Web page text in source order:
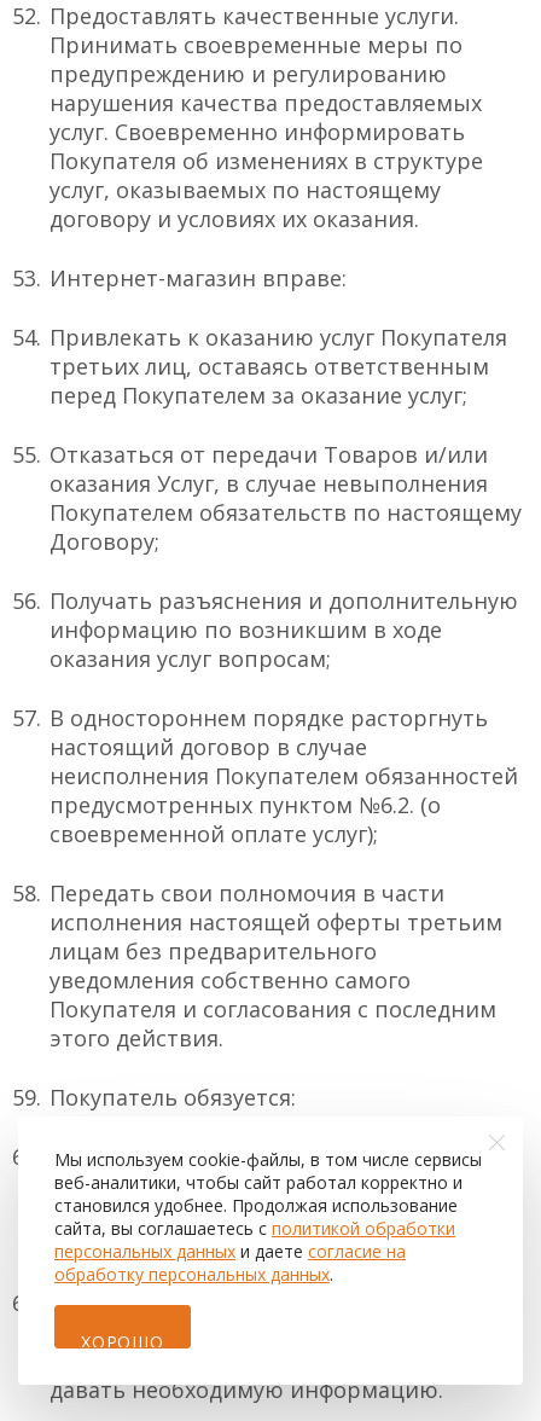
Мы используем cookie-файлы, в том числе сервисы
веб-аналитики, чтобы сайт работал корректно и
становился удобнее. Продолжая использование
сайта, вы соглашаетесь с политикой обработки
персональных данных и даете согласие на
обработку персональных данных.
ХОРОШО
Предоставлять качественные услуги.
Принимать своевременные меры по
предупреждению и регулированию
нарушения качества предоставляемых
услуг. Своевременно информировать
Покупателя об изменениях в структуре
услуг, оказываемых по настоящему
договору и условиях их оказания.
Интернет-магазин вправе:
Привлекать к оказанию услуг Покупателя
третьих лиц, оставаясь ответственным
перед Покупателем за оказание услуг;
Отказаться от передачи Товаров и/или
оказания Услуг, в случае невыполнения
Покупателем обязательств по настоящему
Договору;
Получать разъяснения и дополнительную
информацию по возникшим в ходе
оказания услуг вопросам;
В одностороннем порядке расторгнуть
настоящий договор в случае
неисполнения Покупателем обязанностей
предусмотренных пунктом №6.2. (о
своевременной оплате услуг);
Передать свои полномочия в части
исполнения настоящей оферты третьим
лицам без предварительного
уведомления собственно самого
Покупателя и согласования с последним
этого действия.
Покупатель обязуется:
Своевременно, в соответствии с
условиями настоящей Оферты,
оплачивать Услуги Интернет-магазина по
договору Оферты;
Выполнять все требования, изложенные
в настоящей Оферте, возникающие в
давать необходимую информацию.